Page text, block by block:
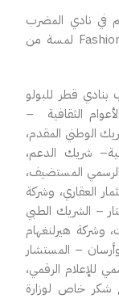
في نادي المضرب
لمسة من
بنادي قطر للبولو
الثقافية –
الوطني المقدم،
– شريك الدعم،
الرسمي المستضيف،
العقاري، وشركة
– الشريك الطبي
وشركة هيرلنغهام
– المستشار
للإعلام الرقمي،
شكر خاص لوزارة